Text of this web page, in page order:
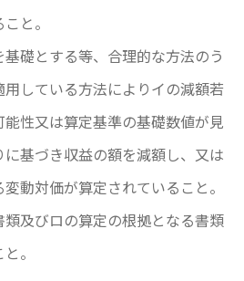
と。
礎とする等、合理的な方法のう
している方法によりイの減額若
能性又は算定基準の基礎数値が見
基づき収益の額を減額し、又は
動対価が算定されていること。
及びロの算定の根拠となる書類
。